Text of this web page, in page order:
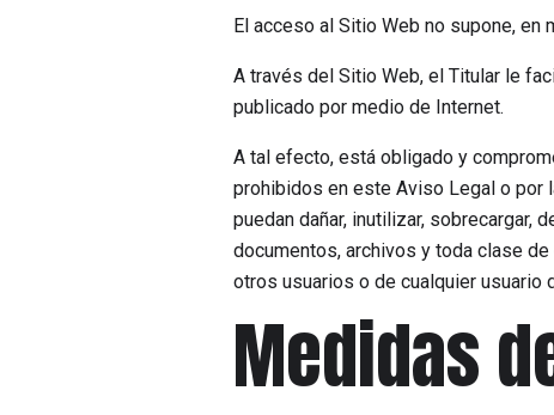
El acceso al Sitio Web no supone, en
A través del Sitio Web, el Titular le
publicado por medio de Internet.
A tal efecto, está obligado y
prohibidos en este Aviso Legal o por
puedan dañar, inutilizar,
documentos, archivos y toda clase
otros usuarios o de cualquier usuario
Medidas